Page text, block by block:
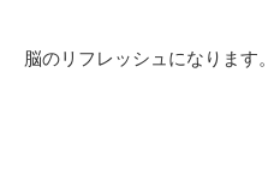
脳のリフレッシュになります。